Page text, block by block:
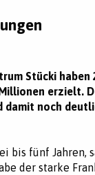
Stücki haben
erzielt.
damit noch
bis fünf Jahren,
der starke